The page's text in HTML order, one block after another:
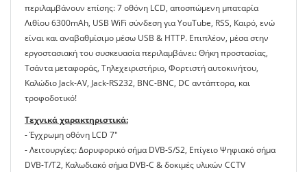
περιλαμβάνουν επίσης: 7 οθόνη LCD, αποσπώμενη μπαταρία
Λιθίου 6300mAh, USB WiFi σύνδεση για YouTube, RSS, Καιρό, ενώ
είναι και αναβαθμίσιμο μέσω USB & HTTP. Επιπλέον, μέσα στην
εργοστασιακή του συσκευασία περιλαμβάνει: Θήκη προστασίας,
Τσάντα μεταφοράς, Τηλεχειριστήριο, Φορτιστή αυτοκινήτου,
Καλώδιο Jack-AV, Jack-RS232, BNC-BNC, DC αντάπτορα, και
τροφοδοτικό!
Τεχνικά χαρακτηριστικά:
- Έγχρωμη οθόνη LCD 7"
- Λειτουργίες: Δορυφορικό σήμα DVB-S/S2, Επίγειο Ψηφιακό σήμα
DVB-T/T2, Καλωδιακό σήμα DVB-C & δοκιμές υλικών CCTV